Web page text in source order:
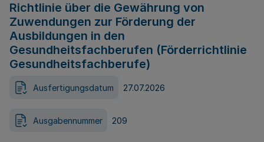
Richtlinie über die Gewährung von
Zuwendungen zur Förderung der
Ausbildungen in den
Gesundheitsfachberufen (Förderrichtlinie
Gesundheitsfachberufe)
Ausfertigungsdatum 27.07.2026
Ausgabennummer 209